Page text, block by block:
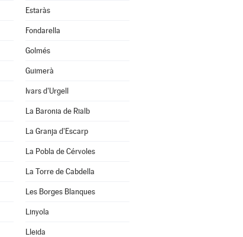
Estaràs
Fondarella
Golmés
Guimerà
Ivars d'Urgell
La Baronia de Rialb
La Granja d'Escarp
La Pobla de Cérvoles
La Torre de Cabdella
Les Borges Blanques
Linyola
Lleida